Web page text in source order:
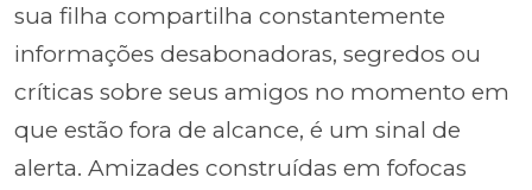
sua filha compartilha constantemente
informações desabonadoras, segredos ou
críticas sobre seus amigos no momento em
que estão fora de alcance, é um sinal de
alerta. Amizades construídas em fofocas